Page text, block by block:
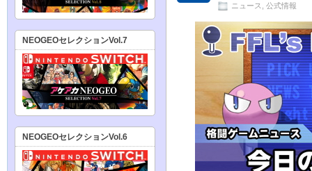
ニュース 公式情報
NEOGEOセレクションVol.7
NEOGEOセレクションVol.6